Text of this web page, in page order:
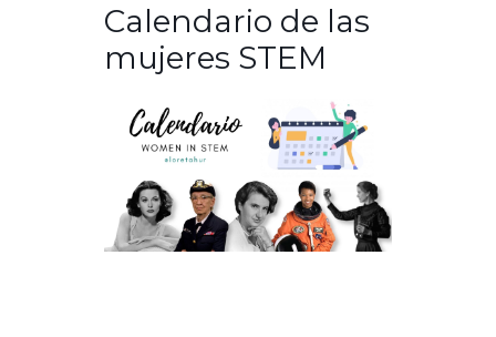
Calendario de las
mujeres STEM